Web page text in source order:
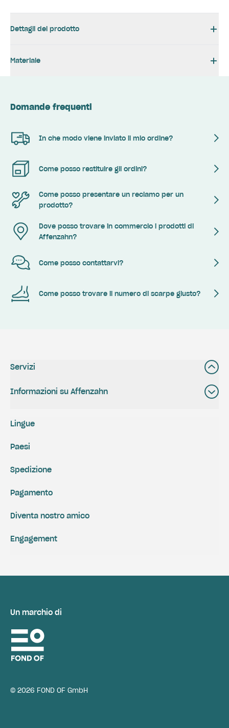
Dettagli del prodotto
Materiale
Domande frequenti
In che modo viene inviato il mio ordine?
Come posso restituire gli ordini?
Come posso presentare un reclamo per un
prodotto?
Dove posso trovare in commercio i prodotti di
Affenzahn?
Come posso contattarvi?
Come posso trovare il numero di scarpe giusto?
Servizi
Informazioni su Affenzahn
Spedizione
Pagamento
Engagement
Diventa nostro amico
Lingue
Paesi
Un marchio di
© 2026 FOND OF GmbH